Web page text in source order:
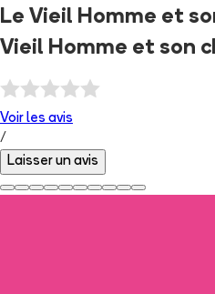
Le Vieil Homme et
Vieil Homme et son
Voir les avis
/
Laisser un avis